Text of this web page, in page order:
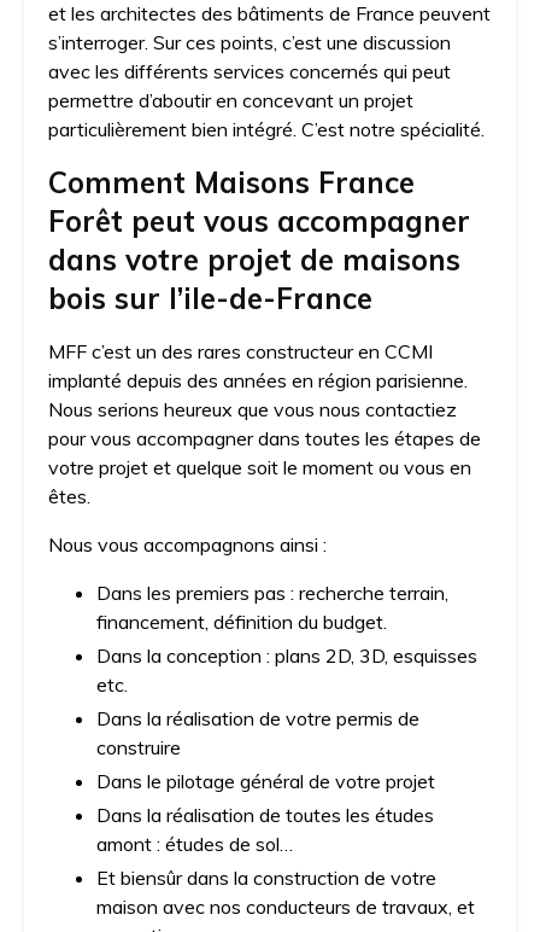
et les architectes des bâtiments de France peuvent
s’interroger. Sur ces points, c’est une discussion
avec les différents services concernés qui peut
permettre d’aboutir en concevant un projet
particulièrement bien intégré. C’est notre spécialité.
Comment Maisons France
Forêt peut vous accompagner
dans votre projet de maisons
bois sur l’ile-de-France
MFF c’est un des rares constructeur en CCMI
implanté depuis des années en région parisienne.
Nous serions heureux que vous nous contactiez
pour vous accompagner dans toutes les étapes de
votre projet et quelque soit le moment ou vous en
êtes.
Nous vous accompagnons ainsi :
Dans les premiers pas : recherche terrain,
financement, définition du budget.
Dans la conception : plans 2D, 3D, esquisses
etc.
Dans la réalisation de votre permis de
construire
Dans le pilotage général de votre projet
Dans la réalisation de toutes les études
amont : études de sol…
Et biensûr dans la construction de votre
maison avec nos conducteurs de travaux, et